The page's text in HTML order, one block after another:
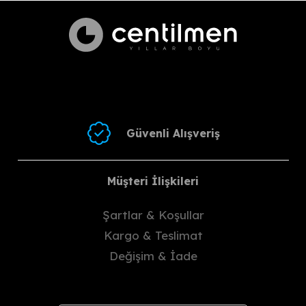
Değişim sebebinizi iletişim
kanallarımızdan ekibimize
şekilde paketleyiniz.
kodu ile ürünü en geç3 gün
içinde Yurtiçi/MNG kargoya
Farklı bir kargo firması ile
göndermek isterseniz, kargo
ücretini karşılamak ve bizi
bilgilendirmek şartıyla
hasarlar alıcıya aittir ve bu durumda
Güvenli Alışveriş
Müşteri İlişkileri
Şartlar & Koşullar
Kargo & Teslimat
Değişim & İade